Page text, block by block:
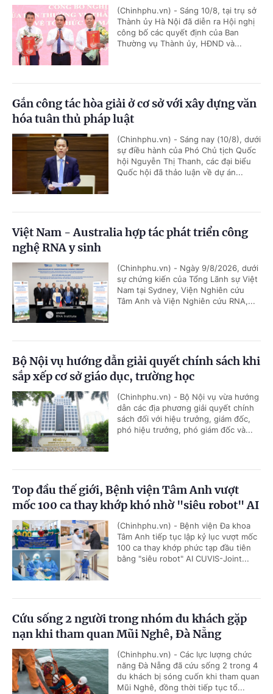
(Chinhphu.vn) - Sáng 10/8, tại trụ sở
Thành ủy Hà Nội đã diễn ra Hội nghị
công bố các quyết định của Ban
Thường vụ Thành ủy, HĐND và...
Gắn công tác hòa giải ở cơ sở với xây dựng văn
hóa tuân thủ pháp luật
(Chinhphu.vn) - Sáng nay (10/8), dưới
sự điều hành của Phó Chủ tịch Quốc
hội Nguyễn Thị Thanh, các đại biểu
Quốc hội đã thảo luận về dự án...
Việt Nam - Australia hợp tác phát triển công
nghệ RNA y sinh
(Chinhphu.vn) - Ngày 9/8/2026, dưới
sự chứng kiến của Tổng Lãnh sự Việt
Nam tại Sydney, Viện Nghiên cứu
Tâm Anh và Viện Nghiên cứu RNA,...
Bộ Nội vụ hướng dẫn giải quyết chính sách khi
sắp xếp cơ sở giáo dục, trường học
(Chinhphu.vn) - Bộ Nội vụ vừa hướng
dẫn các địa phương giải quyết chính
sách đối với hiệu trưởng, giám đốc,
phó hiệu trưởng, phó giám đốc và...
Top đầu thế giới, Bệnh viện Tâm Anh vượt
mốc 100 ca thay khớp khó nhờ "siêu robot" AI
(Chinhphu.vn) - Bệnh viện Đa khoa
Tâm Anh tiếp tục lập kỷ lục vượt mốc
100 ca thay khớp phức tạp đầu tiên
bằng "siêu robot" AI CUVIS-Joint...
Cứu sống 2 người trong nhóm du khách gặp
nạn khi tham quan Mũi Nghê, Đà Nẵng
(Chinhphu.vn) - Các lực lượng chức
năng Đà Nẵng đã cứu sống 2 trong 4
du khách bị sóng cuốn khi tham quan
Mũi Nghê, đồng thời tiếp tục tổ...